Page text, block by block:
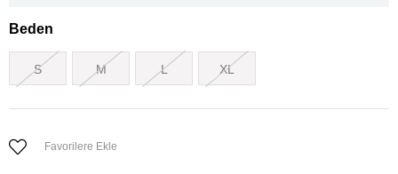
Beden
S M L XL
Favorilere Ekle